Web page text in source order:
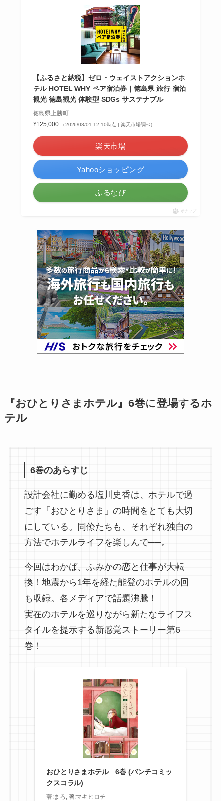
【ふるさと納税】ゼロ・ウェイストアクションホ
テル HOTEL WHY ペア宿泊券｜徳島県 旅行 宿泊
観光 徳島観光 体験型 SDGs サステナブル
徳島県上勝町
¥125,000
（2026/08/01 12:10時点 | 楽天市場調べ）
楽天市場
Yahooショッピング
ふるなび
ポチップ
『おひとりさまホテル』6巻に登場するホ
テル
6巻のあらすじ
設計会社に勤める塩川史香は、ホテルで過
ごす「おひとりさま」の時間をとても大切
にしている。同僚たちも、それぞれ独自の
方法でホテルライフを楽しんで──。
今回はわかば、ふみかの恋と仕事が大転
換！地震から1年を経た能登のホテルの回
も収録。各メディアで話題沸騰！
実在のホテルを巡りながら新たなライフス
タイルを提示する新感覚ストーリー第6
巻！
おひとりさまホテル 6巻 (バンチコミッ
クスコラル)
著:まろ, 著:マキヒロチ